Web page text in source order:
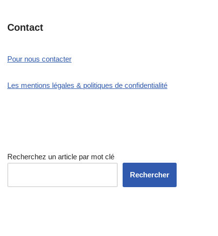
Contact
Pour nous contacter
Les mentions légales & politiques de confidentialité
Recherchez un article par mot clé
Rechercher